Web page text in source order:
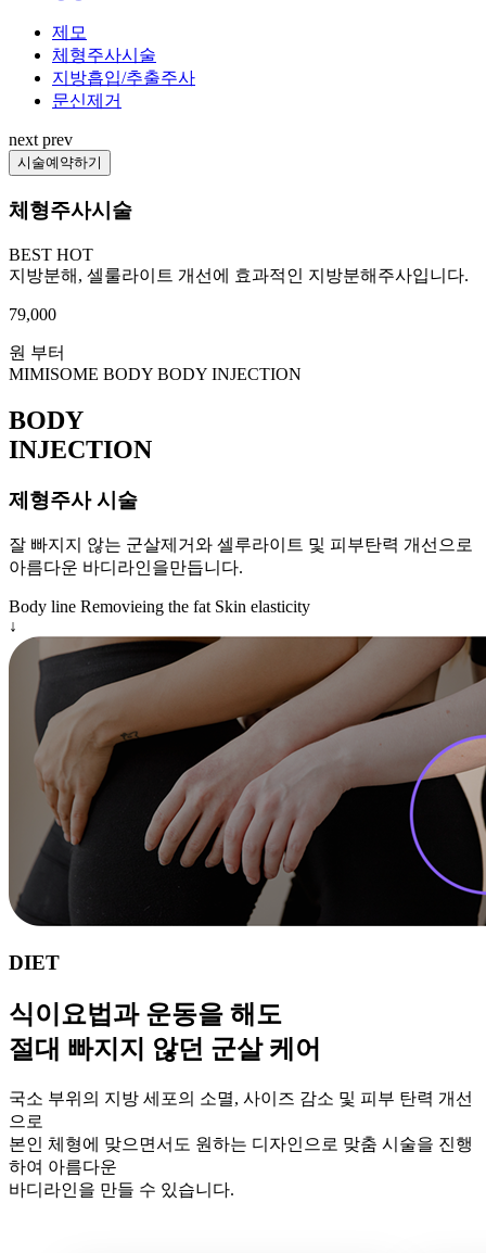
제모
체형주사시술
지방흡입/추출주사
문신제거
next prev
시술예약하기
체형주사시술
BEST HOT
지방분해, 셀룰라이트 개선에 효과적인 지방분해주사입니다.
79,000
원 부터
MIMISOME BODY BODY INJECTION
BODY
INJECTION
제형주사 시술
잘 빠지지 않는 군살제거와 셀루라이트 및 피부탄력 개선으로
아름다운 바디라인을만듭니다.
Body line Removieing the fat Skin elasticity
↓
DIET
식이요법과 운동을 해도
절대 빠지지 않던 군살 케어
국소 부위의 지방 세포의 소멸, 사이즈 감소 및 피부 탄력 개선
으로
본인 체형에 맞으면서도 원하는 디자인으로 맞춤 시술을 진행
하여 아름다운
바디라인을 만들 수 있습니다.